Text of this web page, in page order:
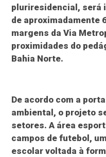
pluriresidencial, será
de aproximadamente
margens da Via
proximidades do
Bahia Norte.
De acordo com a
ambiental, o projeto
setores. A área
campos de futebol,
escolar voltada à